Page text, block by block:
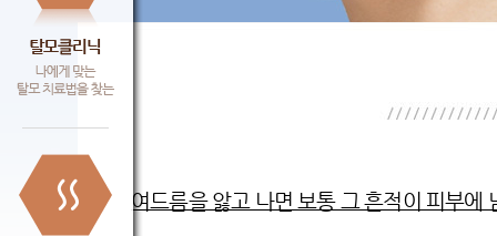
여드름을 앓고 나면 보통 그 흔적이 피부에